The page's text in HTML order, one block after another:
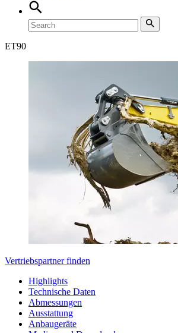
ET90
Vertriebspartner finden
Highlights
Technische Daten
Abmessungen
Ausstattung
Anbaugeräte